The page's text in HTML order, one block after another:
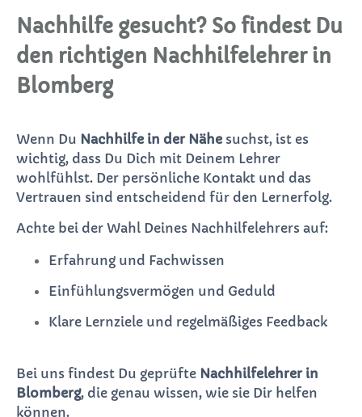
Nachhilfe gesucht? So findest Du
den richtigen Nachhilfelehrer in
Blomberg
Wenn Du Nachhilfe in der Nähe suchst, ist es
wichtig, dass Du Dich mit Deinem Lehrer
wohlfühlst. Der persönliche Kontakt und das
Vertrauen sind entscheidend für den Lernerfolg.
Achte bei der Wahl Deines Nachhilfelehrers auf:
Erfahrung und Fachwissen
Einfühlungsvermögen und Geduld
Klare Lernziele und regelmäßiges Feedback
Bei uns findest Du geprüfte Nachhilfelehrer in
Blomberg, die genau wissen, wie sie Dir helfen
können.